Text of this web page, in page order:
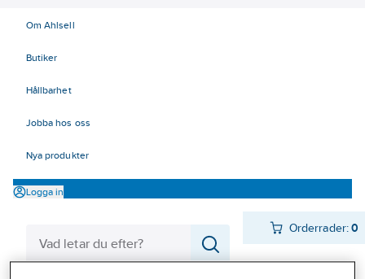
Om Ahlsell
Butiker
Hållbarhet
Jobba hos oss
Nya produkter
Logga in
Orderrader:0